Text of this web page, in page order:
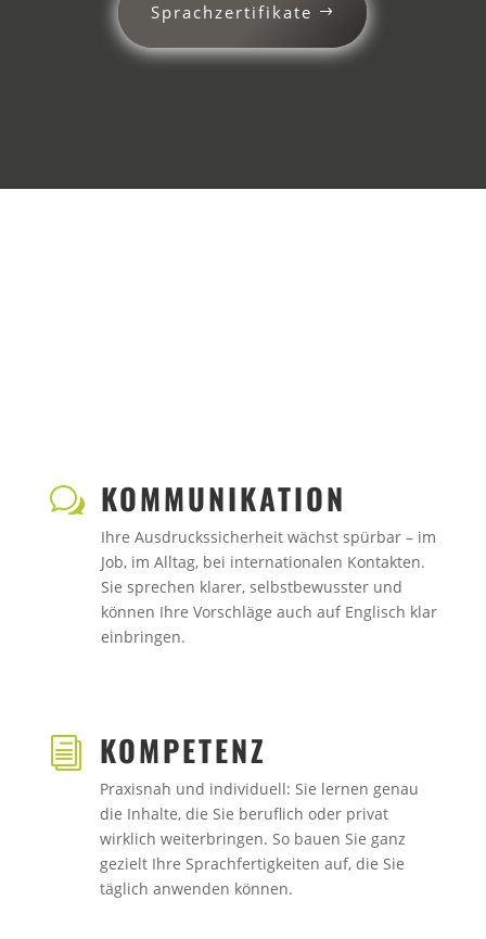
Sprachzertifikate
w KOMMUNIKATION
Ihre Ausdruckssicherheit wächst spürbar – im
Job, im Alltag, bei internationalen Kontakten.
Sie sprechen klarer, selbstbewusster und
können Ihre Vorschläge auch auf Englisch klar
einbringen.
i KOMPETENZ
Praxisnah und individuell: Sie lernen genau
die Inhalte, die Sie beruflich oder privat
wirklich weiterbringen. So bauen Sie ganz
gezielt Ihre Sprachfertigkeiten auf, die Sie
täglich anwenden können.